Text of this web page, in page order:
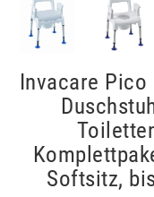
Invacare
Softsitz,